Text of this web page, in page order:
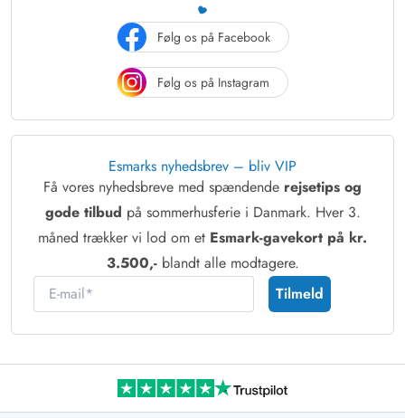
Følg os på Facebook
Følg os på Instagram
Esmarks nyhedsbrev – bliv VIP
Få vores nyhedsbreve med spændende rejsetips og
gode tilbud på sommerhusferie i Danmark. Hver 3.
måned trækker vi lod om et Esmark-gavekort på kr.
3.500,-blandt alle modtagere.
E-mail
Tilmeld